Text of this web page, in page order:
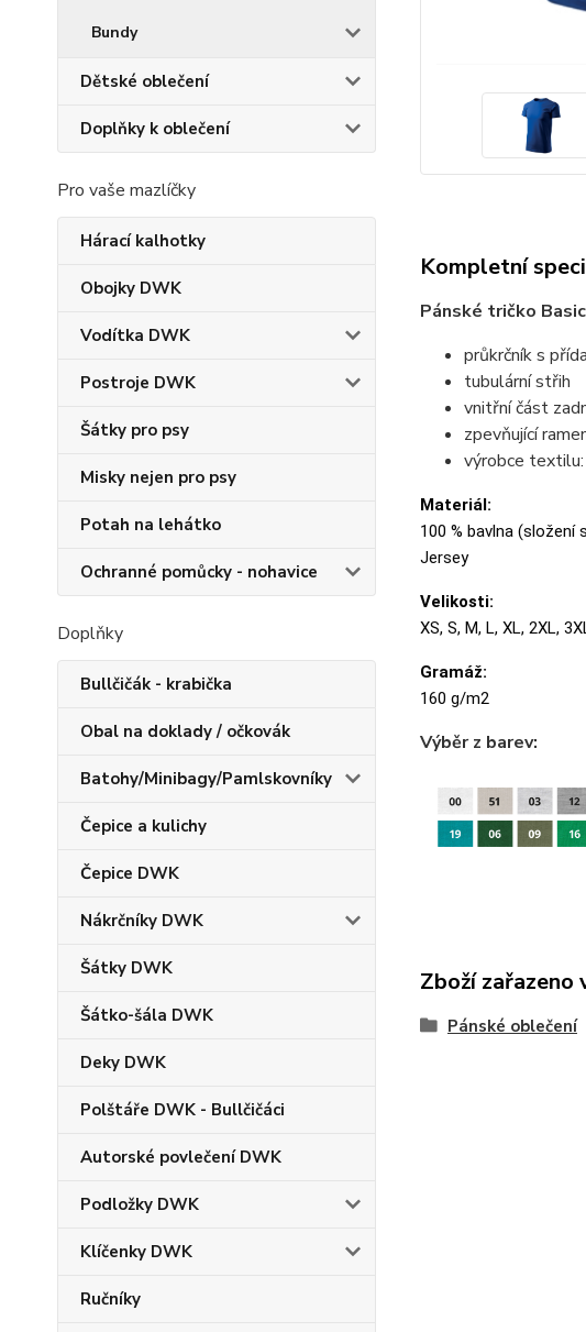
Bundy
Dětské oblečení
Doplňky k oblečení
Pro vaše mazlíčky
Hárací kalhotky
Obojky DWK
Vodítka DWK
Postroje DWK
Šátky pro psy
Misky nejen pro psy
Potah na lehátko
Ochranné pomůcky - nohavice
Doplňky
Bullčičák - krabička
Obal na doklady / očkovák
Batohy/Minibagy/Pamlskovníky
Čepice a kulichy
Čepice DWK
Nákrčníky DWK
Šátky DWK
Šátko-šála DWK
Deky DWK
Polštáře DWK - Bullčičáci
Autorské povlečení DWK
Podložky DWK
Klíčenky DWK
Ručníky
Kompletní
Pánské tričko Basic
průkrčník s
tubulární střih
vnitřní část
zpevňující
výrobce
Materiál:
100 % bavlna (složení
Jersey
Velikosti:
XS, S, M, L, XL, 2XL,
Gramáž:
160 g/m2
Výběr z barev:
Zboží zařazeno
Pánské oblečení